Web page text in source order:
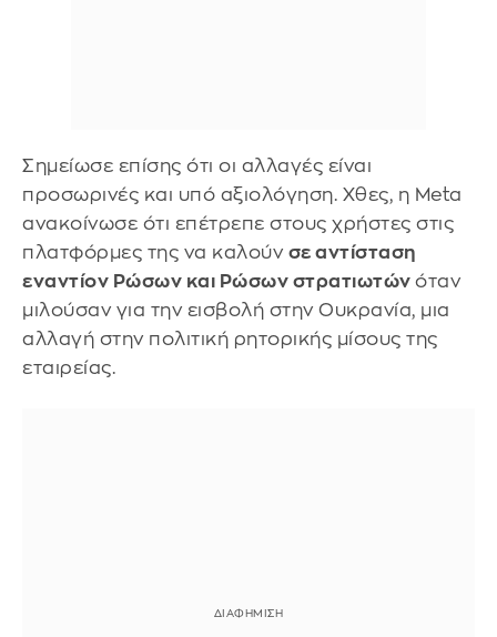
Σημείωσε επίσης ότι οι αλλαγές είναι
προσωρινές και υπό αξιολόγηση. Χθες, η Meta
ανακοίνωσε ότι επέτρεπε στους χρήστες στις
πλατφόρμες της να καλούν σε αντίσταση
εναντίον Ρώσων και Ρώσων στρατιωτών όταν
μιλούσαν για την εισβολή στην Ουκρανία, μια
αλλαγή στην πολιτική ρητορικής μίσους της
εταιρείας.